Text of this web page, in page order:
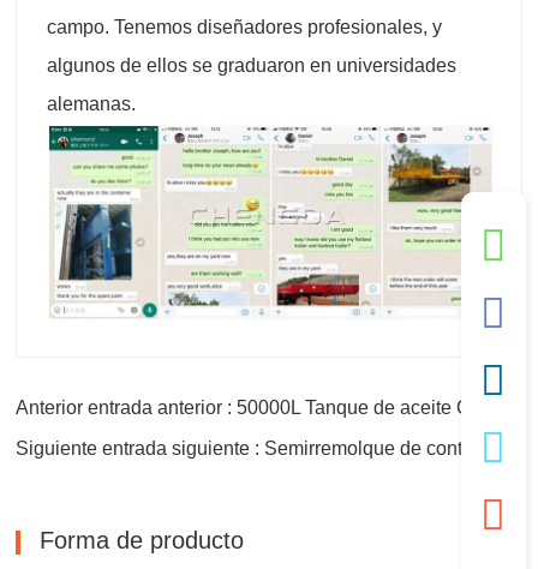
campo. Tenemos diseñadores profesionales, y
algunos de ellos se graduaron en universidades
alemanas.
Forma de producto